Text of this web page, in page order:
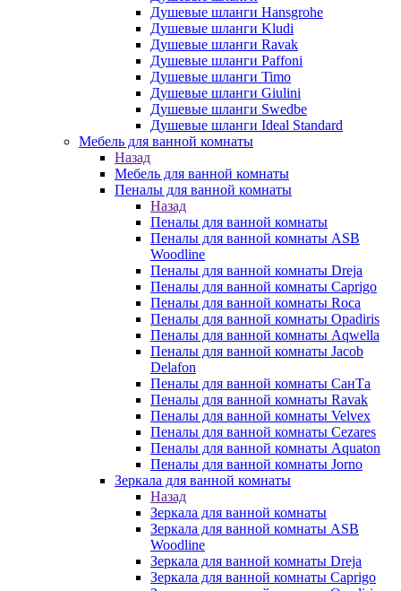
Душевые шланги Hansgrohe
Душевые шланги Kludi
Душевые шланги Ravak
Душевые шланги Paffoni
Душевые шланги Timo
Душевые шланги Giulini
Душевые шланги Swedbe
Душевые шланги Ideal Standard
Мебель для ванной комнаты
Назад
Мебель для ванной комнаты
Пеналы для ванной комнаты
Назад
Пеналы для ванной комнаты
Пеналы для ванной комнаты ASB
Woodline
Пеналы для ванной комнаты Dreja
Пеналы для ванной комнаты Caprigo
Пеналы для ванной комнаты Roca
Пеналы для ванной комнаты Opadiris
Пеналы для ванной комнаты Aqwella
Пеналы для ванной комнаты Jacob
Delafon
Пеналы для ванной комнаты СанТа
Пеналы для ванной комнаты Ravak
Пеналы для ванной комнаты Velvex
Пеналы для ванной комнаты Cezares
Пеналы для ванной комнаты Aquaton
Пеналы для ванной комнаты Jorno
Зеркала для ванной комнаты
Назад
Зеркала для ванной комнаты
Зеркала для ванной комнаты ASB
Woodline
Зеркала для ванной комнаты Dreja
Зеркала для ванной комнаты Caprigo